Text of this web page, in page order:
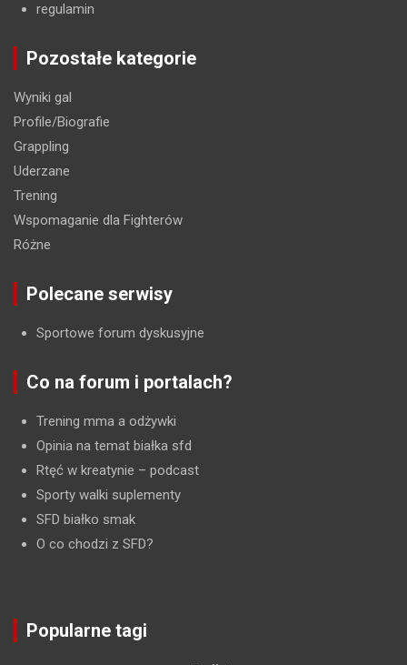
regulamin
Pozostałe kategorie
Wyniki gal
Profile/Biografie
Grappling
Uderzane
Trening
Wspomaganie dla Fighterów
Różne
Polecane serwisy
Sportowe forum dyskusyjne
Co na forum i portalach?
Trening mma a odżywki
Opinia na temat białka sfd
Rtęć w kreatynie – podcast
Sporty walki suplementy
SFD białko smak
O co chodzi z SFD?
Popularne tagi